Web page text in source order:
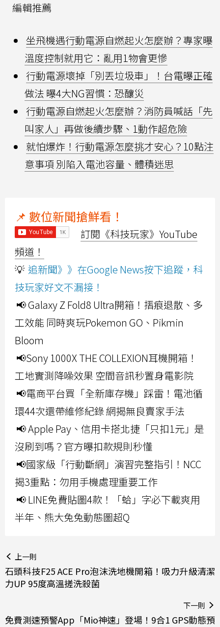
編輯推薦
坐飛機遇行動電源自燃起火怎麼辦？專家曝
溫度控制就用它：亂用1物會更慘
行動電源壞掉「別丟垃圾車」！台電曝正確
做法 曝4大NG習慣：恐釀災
行動電源自燃起火怎麼辦？消防員喊話「先
叫家人」再做後續步驟、1動作超危險
就怕爆炸！行動電源怎麼挑才安心？10點注
意事項 別陷入電池容量、體積迷思
📌 數位新聞搶鮮看！
訂閱《科技玩家》YouTube
頻道！
💡 追新聞》》在Google News按下追蹤，科
技玩家好文不漏接！
📢 Galaxy Z Fold8 Ultra開箱！摺痕退散、多
工效能 同時爽玩Pokemon GO、Pikmin
Bloom
📢Sony 1000X THE COLLEXION耳機開箱！
工地實測降噪效果 空間音訊秒置身電影院
📢電商平台買「全新庫存機」踩雷！電池循
環44次還帶維修紀錄 網揭無良賣家手法
📢 Apple Pay、信用卡搭北捷「只扣1元」是
沒刷到嗎？官方曝扣款規則秒懂
📢國家級「行動斷網」演習完整指引！NCC
揭3重點：勿用手機處理重要工作
📢 LINE免費貼圖4款！「蛤」字必下載爽用
半年、熊大兔兔動態圖超Q
上一則
石頭科技F25 ACE Pro泡沫洗地機開箱！吸力升級清潔
力UP 95度高溫搓洗殺菌
下一則
免費測速預警App「Mio神速」登場！9合1 GPS動態預